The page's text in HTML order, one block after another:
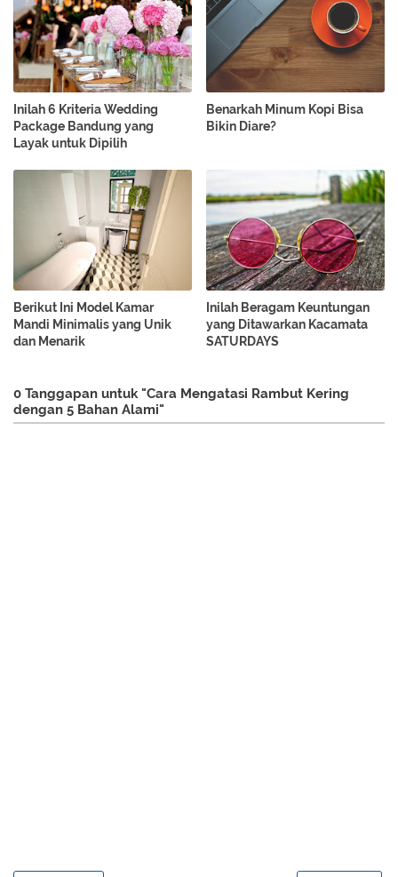
Inilah 6 Kriteria Wedding
Package Bandung yang
Layak untuk Dipilih
Benarkah Minum Kopi Bisa
Bikin Diare?
Berikut Ini Model Kamar
Mandi Minimalis yang Unik
dan Menarik
Inilah Beragam Keuntungan
yang Ditawarkan Kacamata
SATURDAYS
0 Tanggapan untuk "Cara Mengatasi Rambut Kering
dengan 5 Bahan Alami"